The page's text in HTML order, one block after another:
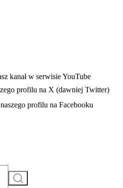
w nowej karcie
kanał w serwisie YouTube
profilu na X (dawniej Twitter)
w nowej karcieprofilu na Facebooku
Szukaj